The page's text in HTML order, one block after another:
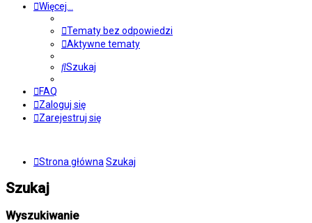
Więcej…
Tematy bez odpowiedzi
Aktywne tematy
Szukaj
FAQ
Zaloguj się
Zarejestruj się
Strona główna Szukaj
Szukaj
Wyszukiwanie